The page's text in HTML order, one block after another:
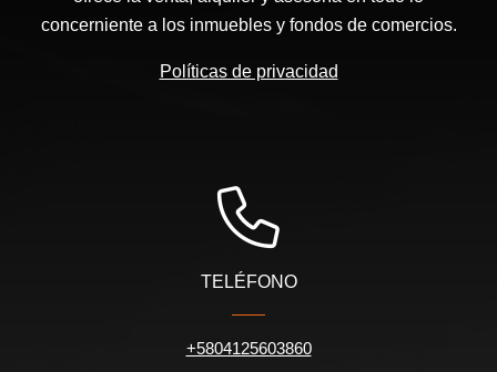
concerniente a los inmuebles y fondos de comercios.
Políticas de privacidad
TELÉFONO
+5804125603860